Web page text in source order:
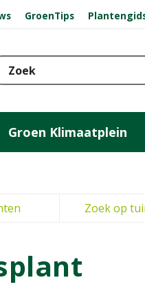
GroenTips
Groen Klimaatplein
Zoek op